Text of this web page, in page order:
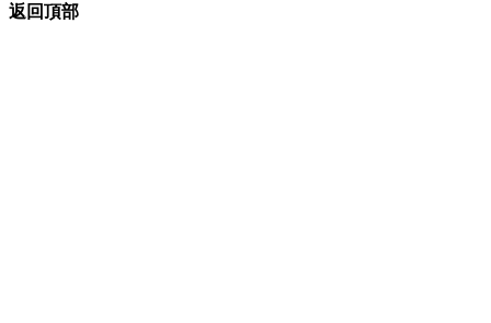
返回頂部